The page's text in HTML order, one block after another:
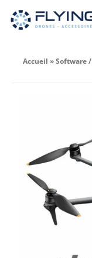
Accueil »Software